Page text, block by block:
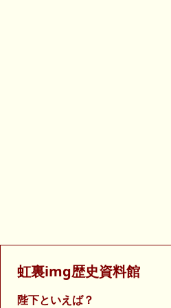
虹裏img歴史資料館
陛下といえば？